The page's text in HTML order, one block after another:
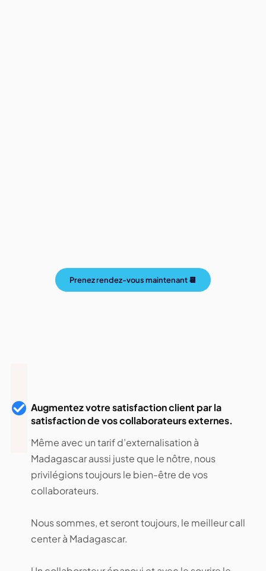
Prenez rendez-vous maintenant 📆
Augmentez votre satisfaction client par la
satisfaction de vos collaborateurs externes.
Même avec un tarif d’externalisation à
Madagascar aussi juste que le nôtre, nous
privilégions toujours le bien-être de vos
collaborateurs.
Nous sommes, et seront toujours, le meilleur call
center à Madagascar.